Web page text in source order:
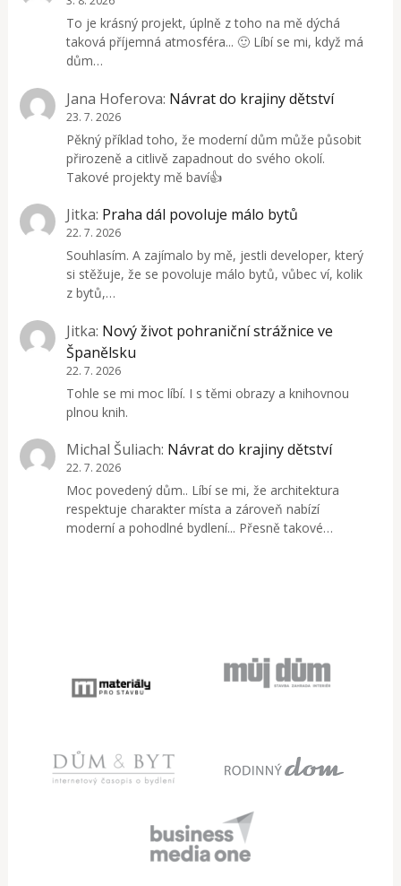
To je krásný projekt, úplně z toho na mě dýchá
taková příjemná atmosféra... 🙂 Líbí se mi, když má
dům…
Jana Hoferova: Návrat do krajiny dětství
23. 7. 2026
Pěkný příklad toho, že moderní dům může působit
přirozeně a citlivě zapadnout do svého okolí.
Takové projekty mě baví👍
Jitka: Praha dál povoluje málo bytů
22. 7. 2026
Souhlasím. A zajímalo by mě, jestli developer, který
si stěžuje, že se povoluje málo bytů, vůbec ví, kolik
z bytů,…
Jitka: Nový život pohraniční strážnice ve
Španělsku
22. 7. 2026
Tohle se mi moc líbí. I s těmi obrazy a knihovnou
plnou knih.
Michal Šuliach: Návrat do krajiny dětství
22. 7. 2026
Moc povedený dům.. Líbí se mi, že architektura
respektuje charakter místa a zároveň nabízí
moderní a pohodlné bydlení... Přesně takové…